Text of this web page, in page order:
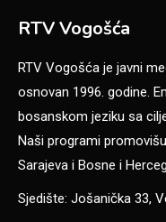
RTV Vogošća
RTV Vogošća je javni
osnovan 1996. godine.
bosanskom jeziku sa
Naši programi
Sarajeva i Bosne i
Sjedište: Jošanička 33,